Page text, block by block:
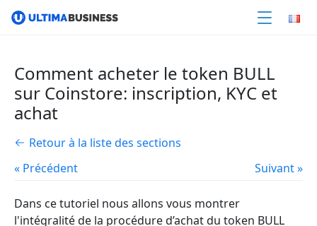
Comment acheter le token BULL
sur Coinstore: inscription, KYC et
achat
Retour à la liste des sections
« Précédent
Suivant »
Dans ce tutoriel nous allons vous montrer
l'intégralité de la procédure d’achat du token BULL